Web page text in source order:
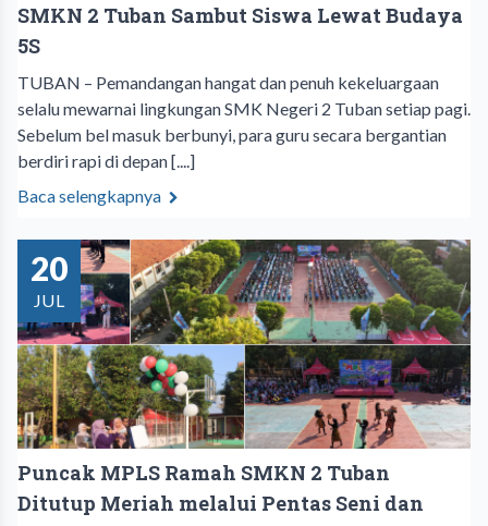
SMKN 2 Tuban Sambut Siswa Lewat Budaya
5S
TUBAN – Pemandangan hangat dan penuh kekeluargaan
selalu mewarnai lingkungan SMK Negeri 2 Tuban setiap pagi.
Sebelum bel masuk berbunyi, para guru secara bergantian
berdiri rapi di depan [....]
Baca selengkapnya
20
JUL
Puncak MPLS Ramah SMKN 2 Tuban
Ditutup Meriah melalui Pentas Seni dan